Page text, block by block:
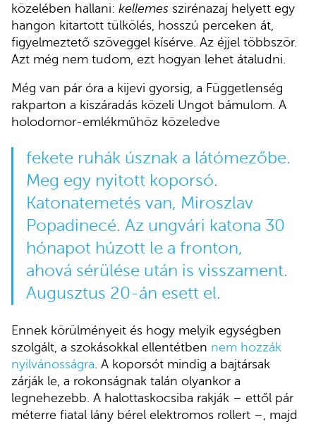
közelében hallani: kellemes szirénazaj helyett egy
hangon kitartott tülkölés, hosszú perceken át,
figyelmeztető szöveggel kísérve. Az éjjel többször.
Azt még nem tudom, ezt hogyan lehet átaludni.
Még van pár óra a kijevi gyorsig, a Függetlenség
rakparton a kiszáradás közeli Ungot bámulom. A
holodomor-emlékműhöz közeledve
fekete ruhák úsznak a látómezőbe.
Meg egy nyitott koporsó.
Katonatemetés van, Miroszlav
Popadinecé. Az ungvári katona 30
hónapot húzott le a fronton,
ahová sérülése után is visszament.
Augusztus 20-án esett el.
Ennek körülményeit és hogy melyik egységben
szolgált, a szokásokkal ellentétben nem hozzák
nyilvánosságra. A koporsót mindig a bajtársak
zárják le, a rokonságnak talán olyankor a
legnehezebb. A halottaskocsiba rakják – ettől pár
méterre fiatal lány bérel elektromos rollert –, majd